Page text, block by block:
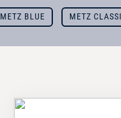
METZ BLUE METZ